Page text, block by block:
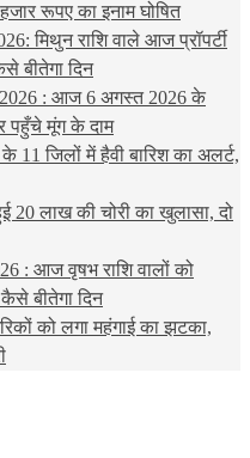
रूपए का इनाम घोषित
मिथुन राशि वाले आज प्रॉपर्टी
बीतेगा दिन
: आज 6 अगस्त 2026 के
पहुँचे मूंग के दाम
जिलों में हैवी बारिश का अलर्ट,
20 लाख की चोरी का खुलासा, दो
: आज वृषभ राशि वालों को
बीतेगा दिन
को लगा महंगाई का झटका,